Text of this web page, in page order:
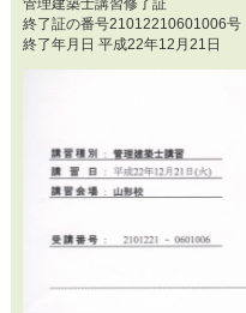
終了証の番号21012210601006号
終了年月日 平成22年12月21日